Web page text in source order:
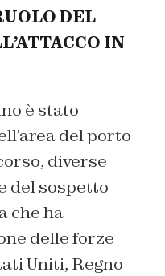
DEL
IN
è stato
del porto
diverse
del sospetto
che ha
delle forze
Uniti, Regno